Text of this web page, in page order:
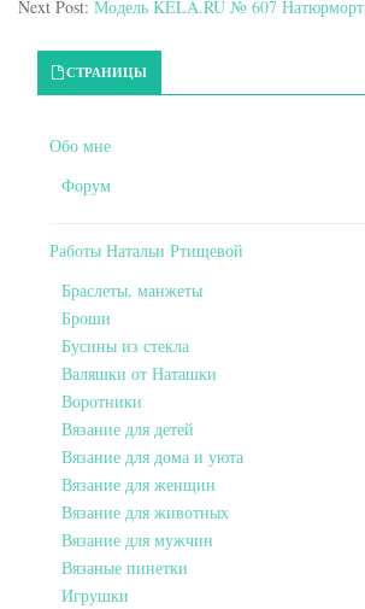
Next Post: Модель KELA.RU № 607 Натюрморт
Primary Sidebar
СТРАНИЦЫ
Обо мне
Форум
Работы Натальи Ртищевой
Браслеты, манжеты
Броши
Бусины из стекла
Валяшки от Наташки
Воротники
Вязание для детей
Вязание для дома и уюта
Вязание для женщин
Вязание для животных
Вязание для мужчин
Вязаные пинетки
Игрушки